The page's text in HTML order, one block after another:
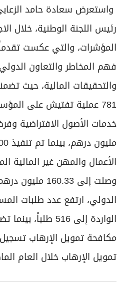
واستعرض سعادة حامد
رئيس اللجنة الوطنية، خلال
المؤشرات، والتي عكست
فهم المخاطر والتعاون
والتحقيقات المالية، حيث
781 عملية تفتيش على
الأعمال والمهن غير المالية
وصلت إلى 160.33
الدولي، ارتفع عدد طلبات
الواردة إلى 516
تمويل الإرهاب خلال العام